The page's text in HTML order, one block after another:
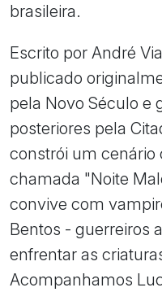
brasileira.
Escrito por André
publicado
pela Novo Século e
posteriores pela
constrói um cenário
chamada "Noite
convive com
Bentos - guerreiros
enfrentar as
Acompanhamos